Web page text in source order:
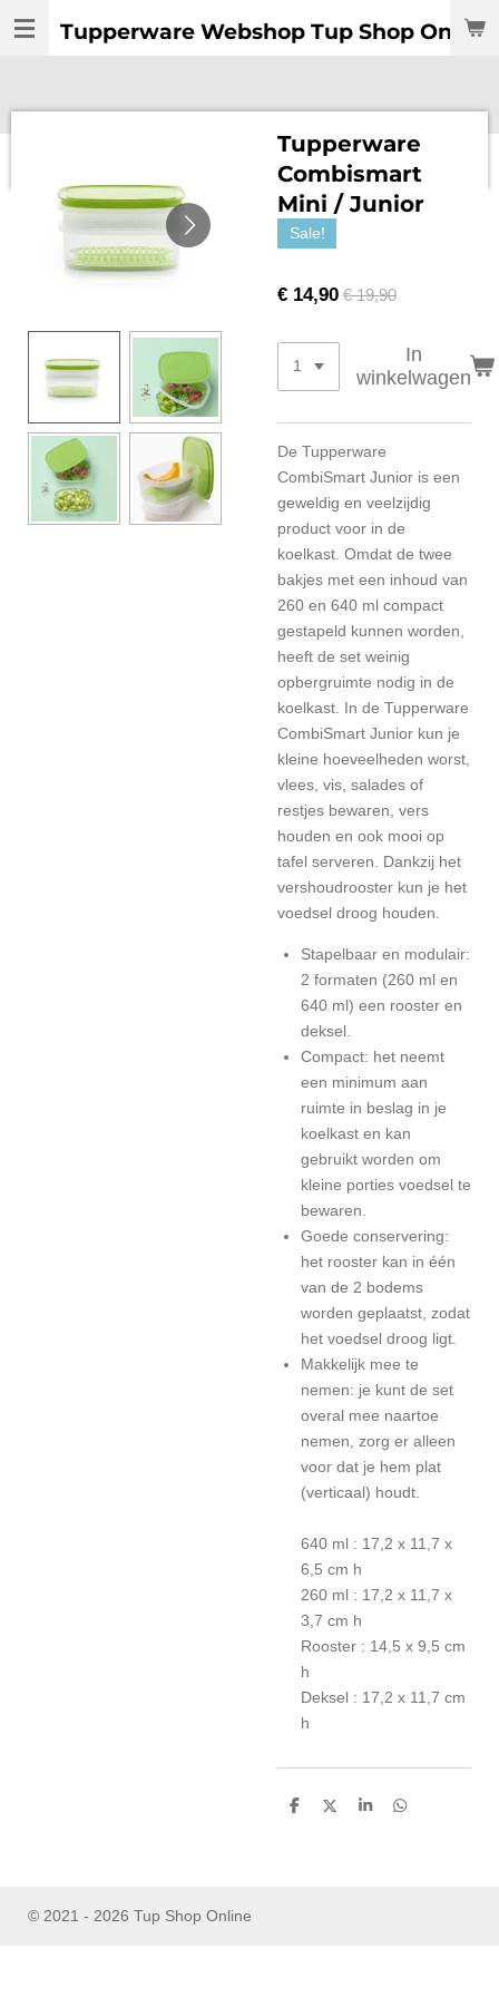
Ga
Tupperware Webshop Tup Shop
Tupperware
Combismart
Mini / Junior
Sale!
€ 14,90 € 19,90
In
winkelwagen
De Tupperware
CombiSmart Junior is een
geweldig en veelzijdig
product voor in de
koelkast. Omdat de twee
bakjes met een inhoud van
260 en 640 ml compact
gestapeld kunnen worden,
heeft de set weinig
opbergruimte nodig in de
koelkast. In de Tupperware
CombiSmart Junior kun je
kleine hoeveelheden worst,
vlees, vis, salades of
restjes bewaren, vers
houden en ook mooi op
tafel serveren. Dankzij het
vershoudrooster kun je het
voedsel droog houden.
Stapelbaar en modulair:
2 formaten (260 ml en
640 ml) een rooster en
deksel.
Compact: het neemt
een minimum aan
ruimte in beslag in je
koelkast en kan
gebruikt worden om
kleine porties voedsel te
bewaren.
Goede conservering:
het rooster kan in één
van de 2 bodems
worden geplaatst, zodat
het voedsel droog ligt.
Makkelijk mee te
nemen: je kunt de set
overal mee naartoe
nemen, zorg er alleen
voor dat je hem plat
(verticaal) houdt.
640 ml : 17,2 x 11,7 x
6,5 cm h
260 ml : 17,2 x 11,7 x
3,7 cm h
Rooster : 14,5 x 9,5 cm
h
Deksel : 17,2 x 11,7 cm
h
D
D
S
D
© 2021 - 2026 Tup Shop Online